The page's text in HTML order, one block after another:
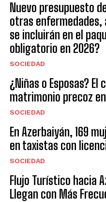
Nuevo presupuesto
otras enfermedades,
se incluirán en el
obligatorio en 2026?
SOCIEDAD
¿Niñas o Esposas? El
matrimonio precoz
SOCIEDAD
En Azerbaiyán, 169
en taxistas con
SOCIEDAD
Flujo Turístico hacia
Llegan con Más